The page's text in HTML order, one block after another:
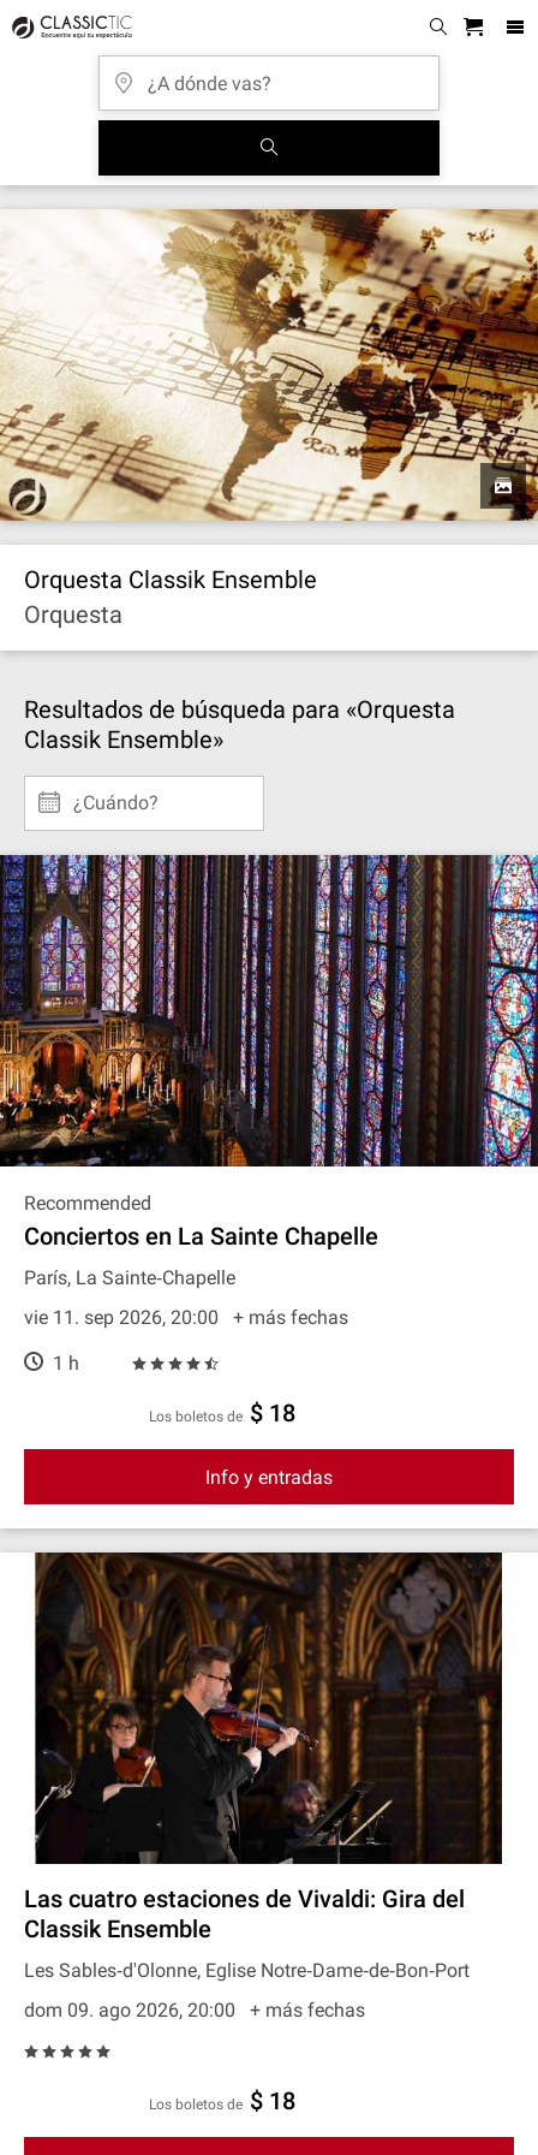
Orquesta Classik Ensemble
Orquesta
Resultados de búsqueda para «Orquesta
Classik Ensemble»
¿Cuándo?
Recommended
Conciertos en La Sainte Chapelle
París, La Sainte‐Chapelle
vie 11. sep 2026, 20:00
+ más fechas
1 h
Los boletos de $ 18
Info y entradas
Las cuatro estaciones de Vivaldi: Gira del
Classik Ensemble
Les Sables‐d'Olonne, Eglise Notre‐Dame‐de‐Bon‐Port
dom 09. ago 2026, 20:00
+ más fechas
Los boletos de $ 18